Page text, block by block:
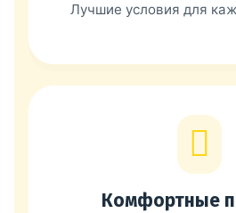
Лучшие условия для
Комфортные